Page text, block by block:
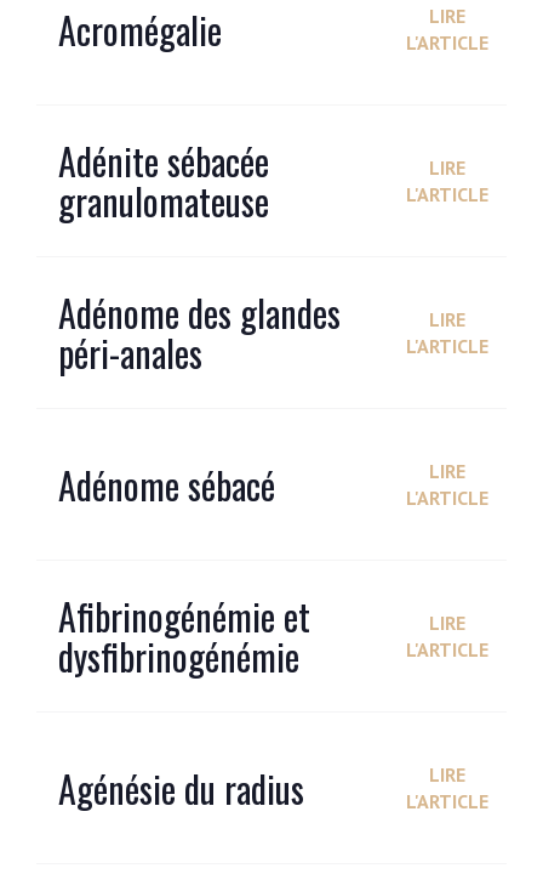
Acromégalie
LIRE
L'ARTICLE
Adénite sébacée
granulomateuse
LIRE
L'ARTICLE
Adénome des glandes
péri-anales
LIRE
L'ARTICLE
Adénome sébacé
LIRE
L'ARTICLE
Afibrinogénémie et
dysfibrinogénémie
LIRE
L'ARTICLE
Agénésie du radius
LIRE
L'ARTICLE